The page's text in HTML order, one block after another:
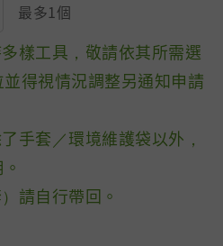
最多1個
樣工具，敬請依其所需選
得視情況調整另通知申請
手套／環境維護袋以外，
請自行帶回。